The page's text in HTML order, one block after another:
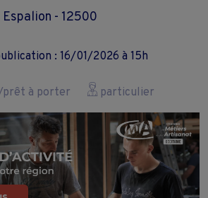
Espalion - 12500
: 16/01/2026 à 15h
prêt à porter particulier